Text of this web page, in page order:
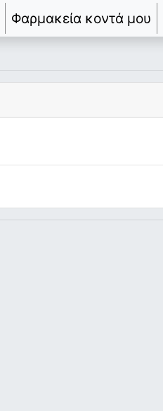
Φαρμακεία κοντά μου